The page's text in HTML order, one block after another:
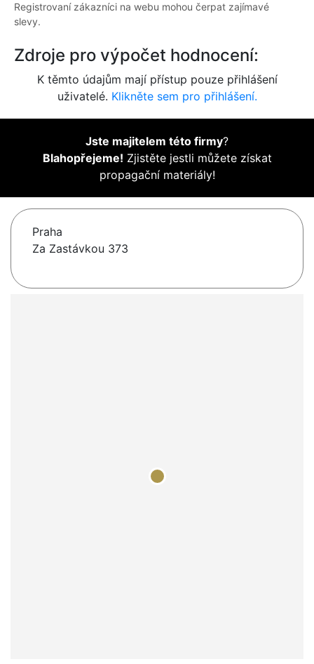
Registrovaní zákazníci na webu mohou čerpat zajímavé
slevy.
Zdroje pro výpočet hodnocení:
K těmto údajům mají přístup pouze přihlášení
uživatelé. Klikněte sem pro přihlášení.
Jste majitelem této firmy?
Blahopřejeme! Zjistěte jestli můžete získat
propagační materiály!
Praha
Za Zastávkou 373